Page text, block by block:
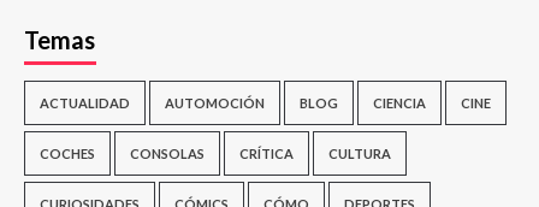
Temas
ACTUALIDAD AUTOMOCIÓN BLOG CIENCIA CINE
COCHES CONSOLAS CRÍTICA CULTURA